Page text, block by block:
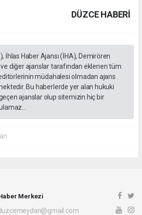
DÜZCE HABERİ
İhlas Haber Ajansı (İHA), Demirören
ve diğer ajanslar tarafından eklenen tüm
müdahalesi olmadan ajans
Bu haberlerde yer alan hukuki
ajanslar olup sitemizin hiç bir
Merkezi